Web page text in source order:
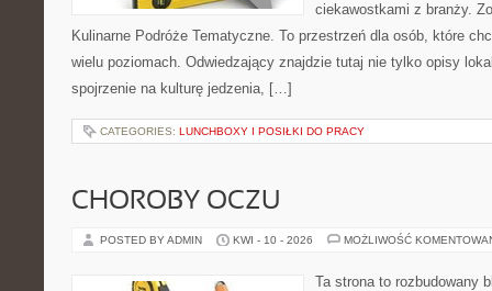
ciekawostkami z branży.
Kulinarne Podróże Tematyczne. To przestrzeń dla osób, które
wielu poziomach. Odwiedzający znajdzie tutaj nie tylko opisy
spojrzenie na kulturę jedzenia, […]
CATEGORIES: LUNCHBOXY I POSIŁKI DO PRACY
CHOROBY OCZU
POSTED BY ADMIN KWI - 10 - 2026 MOŻLIWOŚĆ
Ta strona to rozbudowany